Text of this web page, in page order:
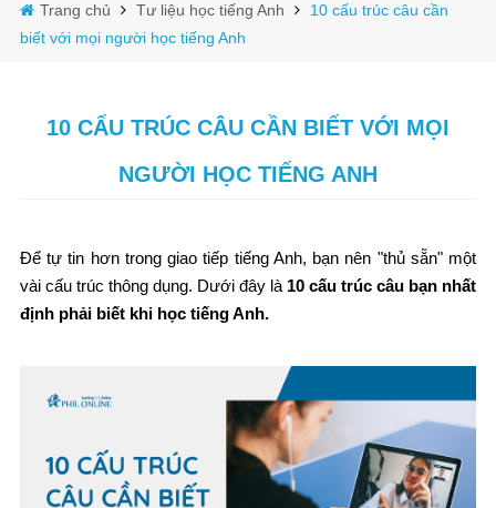
Trang chủ Tư liệu học tiếng Anh
10 cấu trúc câu cần
biết với mọi người học tiếng Anh
10 CẤU TRÚC CÂU CẦN BIẾT VỚI MỌI
NGƯỜI HỌC TIẾNG ANH
Để tự tin hơn trong giao tiếp tiếng Anh, bạn nên "thủ sẵn" một
vài cấu trúc thông dụng. Dưới đây là 10 cấu trúc câu bạn nhất
định phải biết khi học tiếng Anh.